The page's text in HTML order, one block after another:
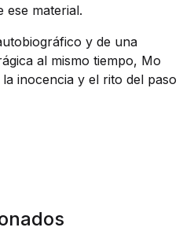
ese material.
y de una
al mismo tiempo, Mo
inocencia y el rito del paso